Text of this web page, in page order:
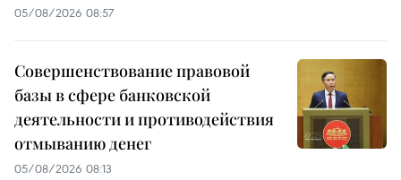
05/08/2026 08:57
Совершенствование правовой
базы в сфере банковской
деятельности и противодействия
отмыванию денег
05/08/2026 08:13